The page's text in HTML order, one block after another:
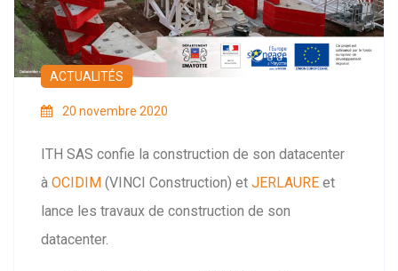
ACTUALITÉS
20 novembre 2020
ITH SAS confie la construction de son datacenter
à OCIDIM (VINCI Construction) et JERLAURE et
lance les travaux de construction de son
datacenter.